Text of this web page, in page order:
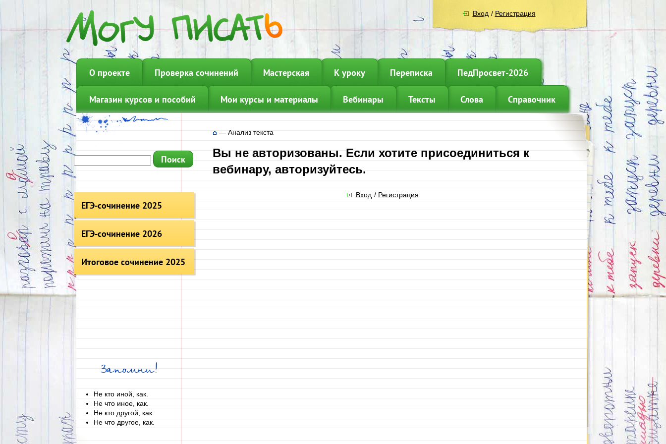
Вход / Регистрация
О проекте Проверка сочинений Мастерская К уроку Переписка ПедПросвет-2026
Магазин курсов и пособий Мои курсы и материалы Вебинары Тексты Слова Справочник
ЕГЭ-сочинение 2025
ЕГЭ-сочинение 2026
Итоговое сочинение 2025
Запомни!
Не кто иной, как.
Не что иное, как.
Не кто другой, как.
Не что другое, как.
—Анализ текста
Вы не авторизованы. Если хотите присоединиться к
вебинару, авторизуйтесь.
Вход / Регистрация